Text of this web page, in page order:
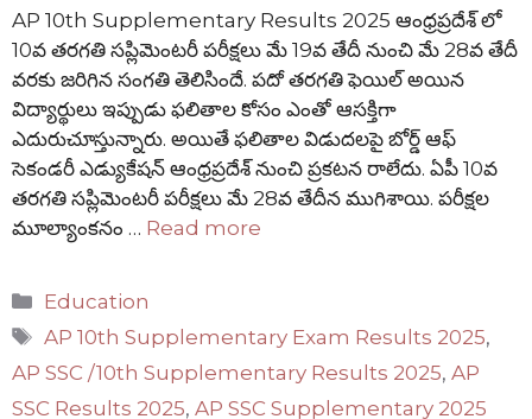
AP 10th Supplementary Results 2025 ఆంధ్రప్రదేశ్ లో
10వ తరగతి సప్లిమెంటరీ పరీక్షలు మే 19వ తేదీ నుంచి మే 28వ తేదీ
వరకు జరిగిన సంగతి తెలిసిందే. పదో తరగతి ఫెయిల్ అయిన
విద్యార్థులు ఇప్పుడు ఫలితాల కోసం ఎంతో ఆసక్తిగా
ఎదురుచూస్తున్నారు. అయితే ఫలితాల విడుదలపై బోర్డ్ ఆఫ్
సెకండరీ ఎడ్యుకేషన్ ఆంధ్రప్రదేశ్ నుంచి ప్రకటన రాలేదు. ఏపీ 10వ
తరగతి సప్లిమెంటరీ పరీక్షలు మే 28వ తేదీన ముగిశాయి. పరీక్షల
మూల్యాంకనం … Read more
Categories
Education
Tags
AP 10th Supplementary Exam Results 2025,
AP SSC /10th Supplementary Results 2025, AP
SSC Results 2025, AP SSC Supplementary 2025